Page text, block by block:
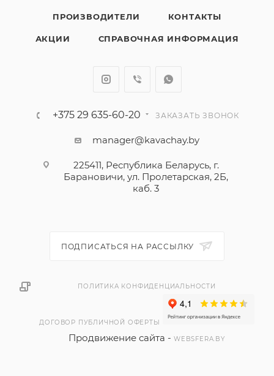
ПРОИЗВОДИТЕЛИ КОНТАКТЫ
АКЦИИ СПРАВОЧНАЯ ИНФОРМАЦИЯ
+375 29 635-60-20 ЗАКАЗАТЬ ЗВОНОК
manager@kavachay.by
225411, Республика Беларусь, г.
Барановичи, ул. Пролетарская, 2Б,
каб. 3
ПОДПИСАТЬСЯ НА РАССЫЛКУ
ПОЛИТИКА КОНФИДЕНЦИАЛЬНОСТИ
ДОГОВОР ПУБЛИЧНОЙ ОФЕРТЫ
Продвижение сайта -WEBSFERA.BY